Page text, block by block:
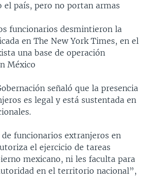
el país, pero no portan armas
funcionarios desmintieron la
en The New York Times, en el
una base de operación
México
señaló que la presencia
es legal y está sustentada en
funcionarios extranjeros en
el ejercicio de tareas
mexicano, ni les faculta para
en el territorio nacional”,